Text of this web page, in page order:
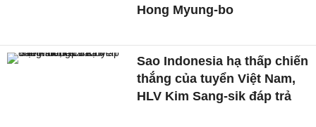
Hong Myung-bo
Sao Indonesia hạ thấp chiến
thắng của tuyển Việt Nam,
HLV Kim Sang-sik đáp trả